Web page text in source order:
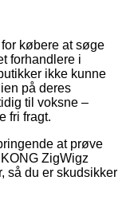
købere at søge
forhandlere i
ikke kunne
på deres
til voksne –
fri fragt.
at prøve
ZigWigz
så du er skudsikker